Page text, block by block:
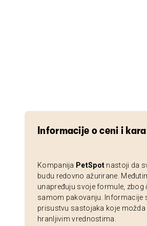
Informacije o ceni i
Kompanija PetSpot nastoji da
budu redovno ažurirane.
unapređuju svoje formule, zbog
samom pakovanju. Informacije
prisustvu sastojaka koje možda
hranljivim vrednostima.